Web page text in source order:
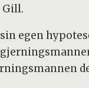
Gill.
egen